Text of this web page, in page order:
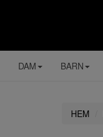
DAM BARN
HEM